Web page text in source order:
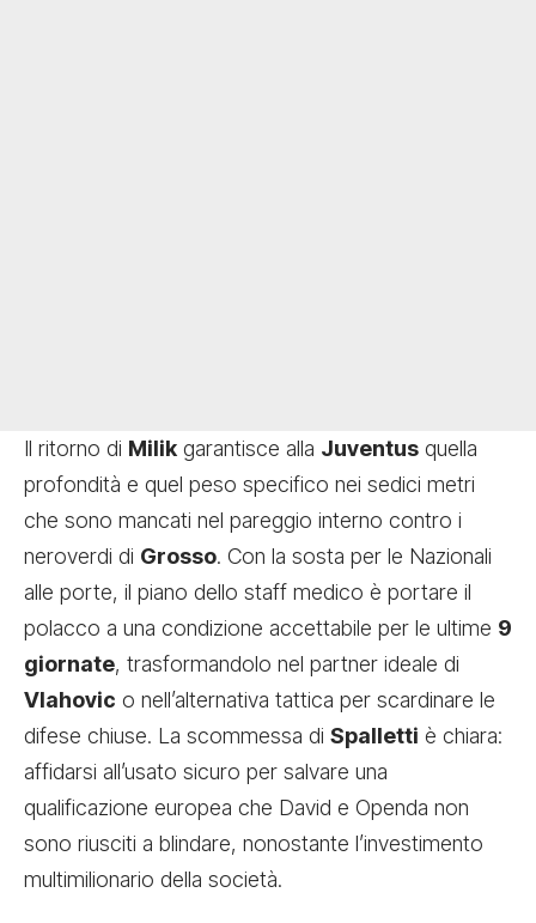
Il ritorno di Milik garantisce alla Juventus quella
profondità e quel peso specifico nei sedici metri
che sono mancati nel pareggio interno contro i
neroverdi di Grosso. Con la sosta per le Nazionali
alle porte, il piano dello staff medico è portare il
polacco a una condizione accettabile per le ultime 9
giornate, trasformandolo nel partner ideale di
Vlahovic o nell’alternativa tattica per scardinare le
difese chiuse. La scommessa di Spalletti è chiara:
affidarsi all’usato sicuro per salvare una
qualificazione europea che David e Openda non
sono riusciti a blindare, nonostante l’investimento
multimilionario della società.